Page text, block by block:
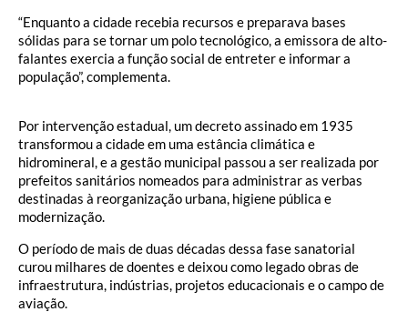
“Enquanto a cidade recebia recursos e preparava bases
sólidas para se tornar um polo tecnológico, a emissora de alto-
falantes exercia a função social de entreter e informar a
população”, complementa.
Por intervenção estadual, um decreto assinado em 1935
transformou a cidade em uma estância climática e
hidromineral, e a gestão municipal passou a ser realizada por
prefeitos sanitários nomeados para administrar as verbas
destinadas à reorganização urbana, higiene pública e
modernização.
O período de mais de duas décadas dessa fase sanatorial
curou milhares de doentes e deixou como legado obras de
infraestrutura, indústrias, projetos educacionais e o campo de
aviação.